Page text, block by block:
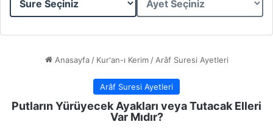
Sure
Ayet
Anasayfa / Kur'an-ı Kerim / Arâf Suresi Ayetleri
Arâf Suresi Ayetleri
Putların Yürüyecek Ayakları veya Tutacak Elleri
Var Mıdır?